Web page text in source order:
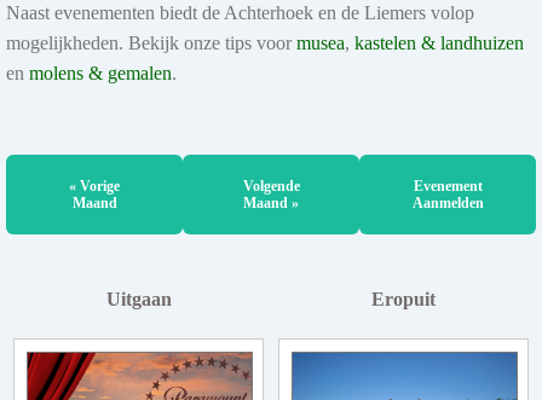
Naast evenementen biedt de Achterhoek en de Liemers volop
mogelijkheden. Bekijk onze tips voormusea, kastelen & landhuizen
en molens & gemalen.
« Vorige
Maand
Volgende
Maand »
Evenement
Aanmelden
Uitgaan Eropuit